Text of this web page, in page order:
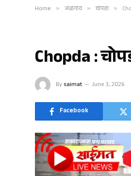
Home » जळगाव » चोपडा »
Chopda :
By saimat June 3, 2026
Facebook